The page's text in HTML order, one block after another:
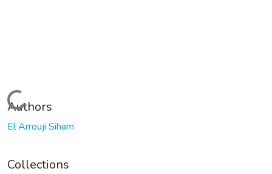
Loading...
Authors
El Arrouji Siham
Collections